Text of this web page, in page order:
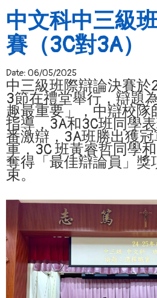
中文科中三級
賽（3C對3A）
Date: 06/05/2025
中三級班際辯論決賽
3節在禮堂舉行，辯題
趣最重要」，中辯校隊
指導，3A和3C班同學
番激辯，3A班勝出獲
軍，3C 班黃睿哲同學
奪得「最佳辯論員」獎
束。